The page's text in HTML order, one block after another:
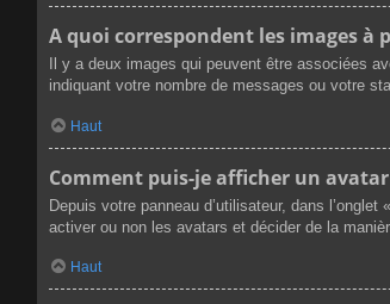
A quoi correspondent les images à
Il y a deux images qui peuvent être associées
indiquant votre nombre de messages ou votre
Haut
Comment puis-je afficher un avatar
Depuis votre panneau d’utilisateur, dans
activer ou non les avatars et décider de la
Haut